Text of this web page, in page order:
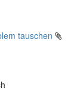
tauschen